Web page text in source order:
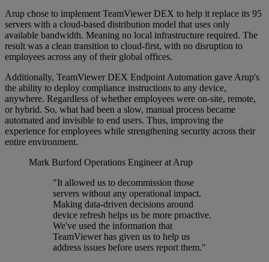
Arup chose to implement TeamViewer DEX to help it replace its 95
servers with a cloud-based distribution model that uses only
available bandwidth. Meaning no local infrastructure required. The
result was a clean transition to cloud-first, with no disruption to
employees across any of their global offices.
Additionally, TeamViewer DEX Endpoint Automation gave Arup's
the ability to deploy compliance instructions to any device,
anywhere. Regardless of whether employees were on-site, remote,
or hybrid. So, what had been a slow, manual process became
automated and invisible to end users. Thus, improving the
experience for employees while strengthening security across their
entire environment.
Mark Burford Operations Engineer at Arup
"It allowed us to decommission those
servers without any operational impact.
Making data-driven decisions around
device refresh helps us be more proactive.
We've used the information that
TeamViewer has given us to help us
address issues before users report them."